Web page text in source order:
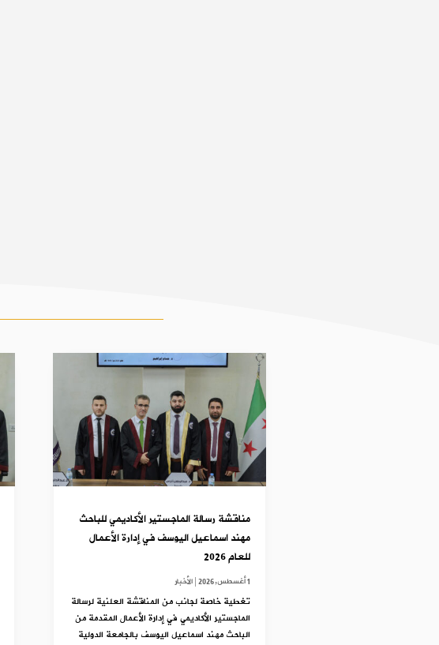
مناقشة رسالة الماجستير الأكاديمي للباحث
مهند اسماعيل اليوسف في إدارة الأعمال
للعام 2026
1 أغسطس,2026 |الأخبار
تغطية خاصة لجانب من المناقشة العلنية لرسالة
الماجستير الأكاديمي في إدارة الأعمال المقدمة من
الباحث مهند اسماعيل اليوسف بالجامعة الدولية